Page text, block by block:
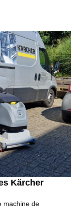
Kärcher
machine de